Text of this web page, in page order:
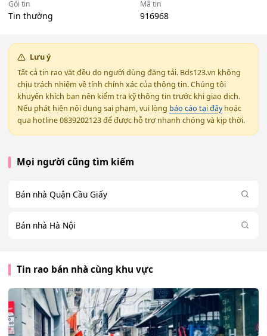
Gói tin
Tin thường
Mã tin
916968
Lưu ý
Tất cả tin rao vặt đều do người dùng đăng tải. Bds123.vn không
chịu trách nhiệm về tính chính xác của thông tin. Chúng tôi
khuyến khích bạn nên kiểm tra kỹ thông tin trước khi giao dịch.
Nếu phát hiện nội dung sai phạm, vui lòng báo cáo tại đâyhoặc
qua hotline 0839202123 để được hỗ trợ nhanh chóng và kịp thời.
Mọi người cũng tìm kiếm
Bán nhà Quận Cầu Giấy
Bán nhà Hà Nội
Tin rao bán nhà cùng khu vực